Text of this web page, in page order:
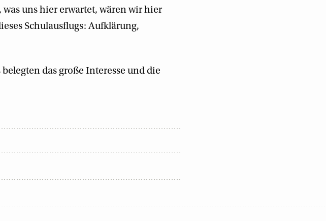
uns hier erwartet, wären wir hier
Schulausflugs: Aufklärung,
das große Interesse und die